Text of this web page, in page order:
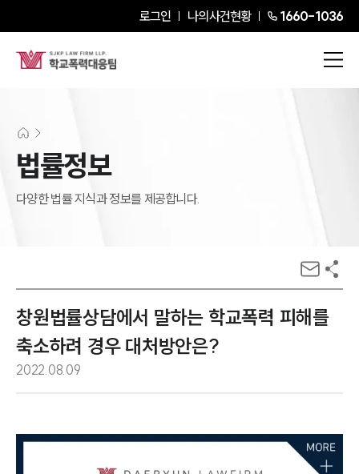
로그인 나의사건현황 1660-1036
법률정보
다양한 법률 지식과 정보를 제공합니다.
창원법률상담에서 말하는 학교폭력 피해를
축소하려 경우 대처방안은?
2022.08.09